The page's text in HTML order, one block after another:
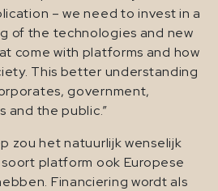
– we need to invest in a
of the technologies and new
come with platforms and how
This better understanding
government,
and the public.”
zou het natuurlijk wenselijk
platform ook Europese
Financiering wordt als